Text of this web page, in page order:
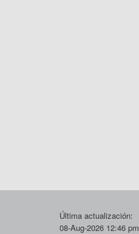
Última actualización:
08-Aug-2026 12:46 pm